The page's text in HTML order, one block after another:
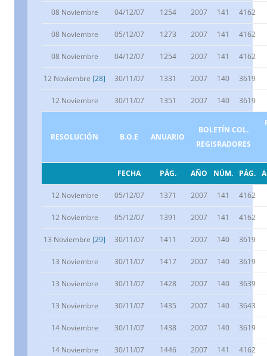
08 Noviembre 04/12/07 1254 2007 141 4162
08 Noviembre 05/12/07 1273 2007 141 4162
08 Noviembre 04/12/07 1254 2007 141 4162
12 Noviembre [28] 30/11/07 1331 2007 140 3619
12 Noviembre 30/11/07 1351 2007 140 3619
RESOLUCIÓN B.O.E ANUARIO
BOLETÍN COL.
REGISRADORES
FECHA PÁG. AÑO NÚM. PÁG.
12 Noviembre 05/12/07 1371 2007 141 4162
12 Noviembre 05/12/07 1391 2007 141 4162
13 Noviembre [29] 30/11/07 1411 2007 140 3619
13 Noviembre 30/11/07 1417 2007 140 3619
13 Noviembre 30/11/07 1428 2007 140 3639
13 Noviembre 30/11/07 1435 2007 140 3643
14 Noviembre 30/11/07 1438 2007 140 3619
14 Noviembre 30/11/07 1446 2007 141 4162